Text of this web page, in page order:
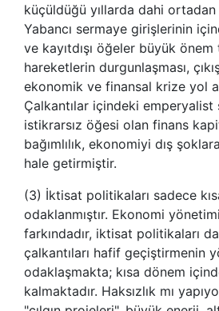
küçüldüğü yıllarda dahi ortadan
Yabancı sermaye girişlerinin
ve kayıtdışı öğeler büyük önem
hareketlerin durgunlaşması,
ekonomik ve finansal krize yol
Çalkantılar içindeki emperyalist
istikrarsız öğesi olan finans
bağımlılık, ekonomiyi dış şoklara
hale getirmiştir.
(3) İktisat politikaları sadece
odaklanmıştır. Ekonomi yönetimi
farkındadır, iktisat politikaları
çalkantıları hafif geçiştirmenin
odaklaşmakta; kısa dönem
kalmaktadır. Haksızlık mı